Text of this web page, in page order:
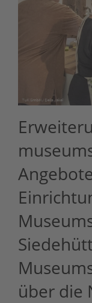
über die